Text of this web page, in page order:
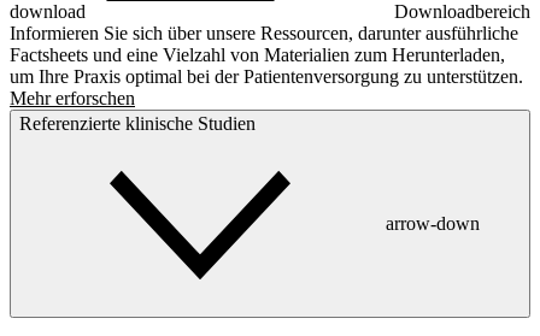
download
Downloadbereich
Informieren Sie sich über unsere Ressourcen, darunter ausführliche
Factsheets und eine Vielzahl von Materialien zum Herunterladen,
um Ihre Praxis optimal bei der Patientenversorgung zu unterstützen.
Mehr erforschen
Referenzierte klinische Studien
arrow-down